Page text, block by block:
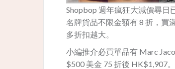
Shopbop 週年瘋狂大減價尋日
名牌貨品不限金額有 8 折，買
多折扣越大。
小編推介必買單品有 Marc
$500 美金 75 折後 HK$1,907